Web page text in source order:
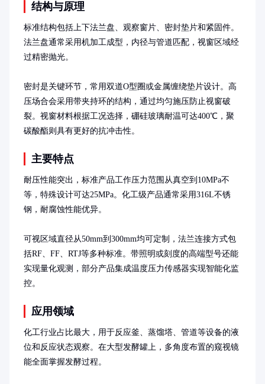
结构与原理
标准结构包括上下法兰盘、观察窗片、密封垫片和紧固件。
法兰盘通常采用机加工成型，内径与管道匹配，视窗区域经
过精密抛光。
密封是关键环节，常用双道O型圈或金属缠绕垫片设计。高
压场合会采用带夹持环的结构，通过均匀施压防止视窗破
裂。视窗材料根据工况选择，硼硅玻璃耐温可达400℃，聚
碳酸酯则具有更好的抗冲击性。
主要特点
耐压性能突出，标准产品工作压力范围从真空到10MPa不
等，特殊设计可达25MPa。化工级产品通常采用316L不锈
钢，耐腐蚀性能优异。
可视区域直径从50mm到300mm均可定制，法兰连接方式包
括RF、FF、RTJ等多种标准。带照明或刻度的高端型号还能
实现量化观测，部分产品集成温度压力传感器实现智能化监
控。
应用领域
化工行业占比最大，用于反应釜、蒸馏塔、管道等设备的液
位和反应状态观察。在大型发酵罐上，多角度布置的窥视镜
能全面掌握发酵过程。